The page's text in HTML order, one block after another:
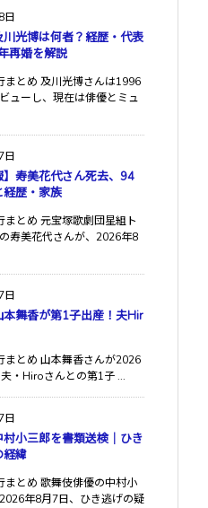
日
川光博は何者？経歴・代表
再婚を解説
まとめ 及川光博さんは1996
ューし、現在は俳優とミュ
日
】寿美花代さん死去、94
歴・家族
まとめ 元宝塚歌劇団星組ト
寿美花代さんが、2026年8
日
本舞香が第1子出産！夫Hir
まとめ 山本舞香さんが2026
・Hiroさんとの第1子 ...
日
村小三郎を書類送検｜ひき
経緯
まとめ 歌舞伎俳優の中村小
年8月7日、ひき逃げの疑